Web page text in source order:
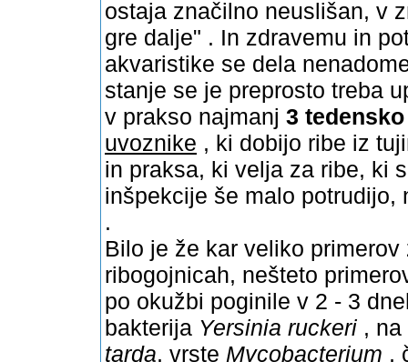
ostaja značilno neuslišan, v
gre dalje" . In zdravemu in
akvaristike se dela
stanje se je preprosto treba
v prakso najmanj 3
uvoznike , ki dobijo ribe iz
in praksa, ki velja za ribe, ki
inšpekcije še malo
.
Bilo je že kar veliko
ribogojnicah, nešteto
po okužbi poginile v 2 - 3
bakterija Yersinia ruckeri ,
tarda, vrste Mycobacterium ,